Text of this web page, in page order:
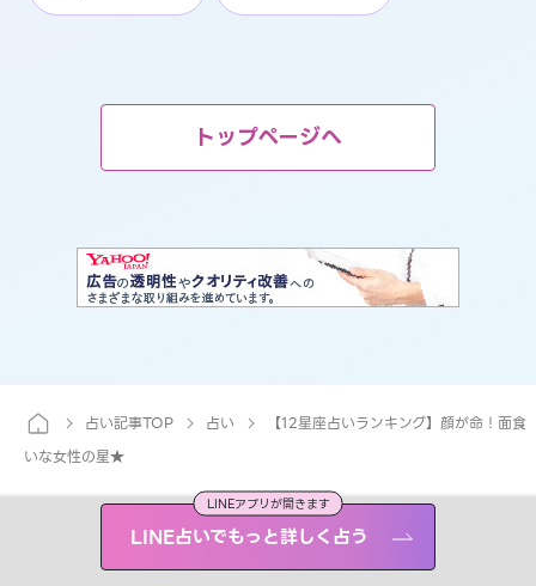
LINEアプリが開きます
LINE占いでもっと詳しく占う
トップページへ
占い記事TOP 占い
【12星座占いランキング】顔が命！面食
いな女性の星★